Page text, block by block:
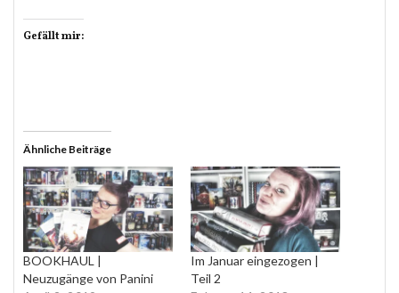
Gefällt mir:
Ähnliche Beiträge
BOOKHAUL |
Neuzugänge von Panini
Im Januar eingezogen |
Teil 2